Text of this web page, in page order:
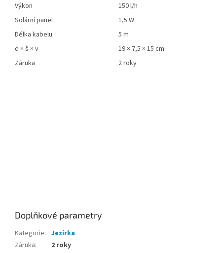
Výkon
150 l/h
Solární panel
1,5 W
Délka kabelu
5 m
d × š × v
19 × 7,5 × 15 cm
Záruka
2 roky
Doplňkové parametry
Kategorie: Jezírka
Záruka:
2 roky